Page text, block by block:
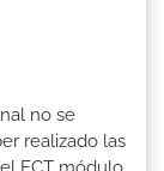
no se
realizado las